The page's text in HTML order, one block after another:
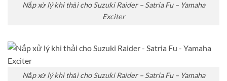
Nắp xử lý khi thải cho Suzuki Raider – Satria Fu – Yamaha
Exciter
Nắp xử lý khi thải cho Suzuki Raider – Satria Fu – Yamaha